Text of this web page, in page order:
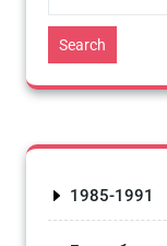
Search
1985-1991